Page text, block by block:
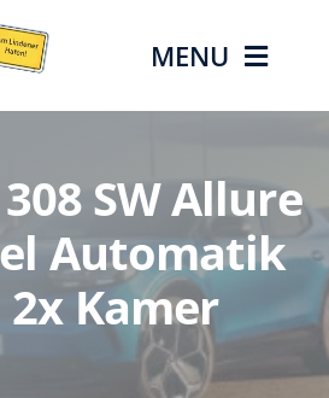
MENU
SW Allure
Automatik
Kamer